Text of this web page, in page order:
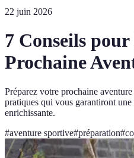
22 juin 2026
7 Conseils
Prochaine
Préparez votre prochaine
pratiques qui vous garantiront
enrichissante.
#aventure sportive#préparation#